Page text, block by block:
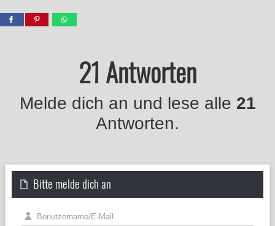
21 Antworten
Melde dich an und lese alle 21
Antworten.
Bitte melde dich an